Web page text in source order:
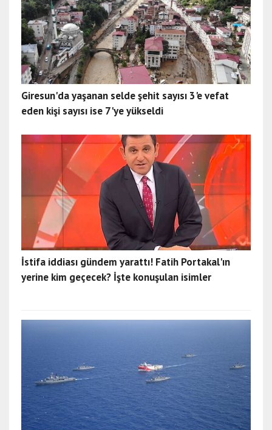
Giresun'da yaşanan selde şehit sayısı 3'e vefat
eden kişi sayısı ise 7'ye yükseldi
İstifa iddiası gündem yarattı! Fatih Portakal'ın
yerine kim geçecek? İşte konuşulan isimler